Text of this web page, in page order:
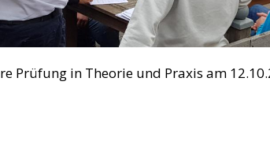
Prüfung in Theorie und Praxis am